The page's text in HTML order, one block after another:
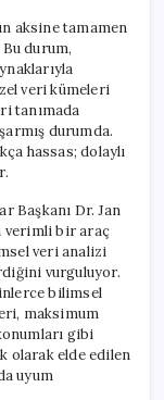
aksine tamamen
durum,
veri kümeleri
tanımada
durumda.
hassas; dolaylı
Başkanı Dr. Jan
verimli bir araç
veri analizi
vurguluyor.
bilimsel
maksimum
gibi
olarak elde edilen
uyum